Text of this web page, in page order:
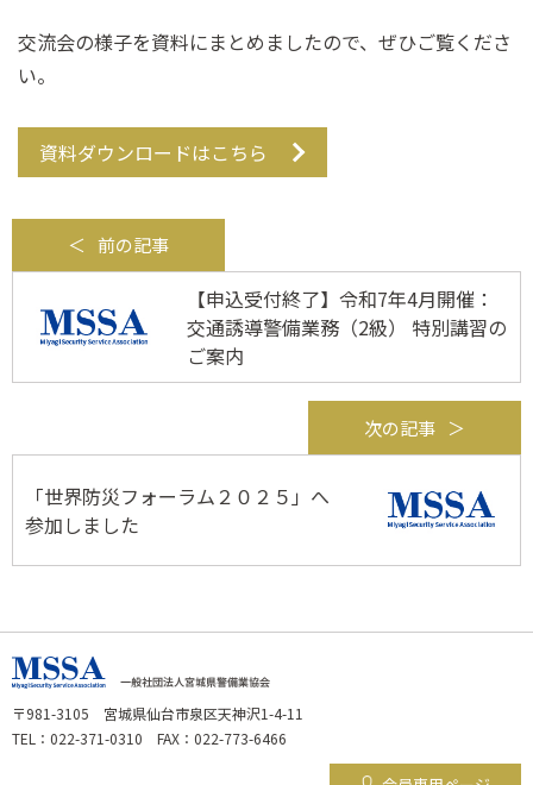
交流会の様子を資料にまとめましたので、ぜひご覧くださ
い。
資料ダウンロードはこちら
前の記事
【申込受付終了】令和7年4月開催：
交通誘導警備業務（2級） 特別講習の
ご案内
次の記事
「世界防災フォーラム２０２５」へ
参加しました
〒981-3105 宮城県仙台市泉区天神沢1-4-11
TEL：022-371-0310 FAX：022-773-6466